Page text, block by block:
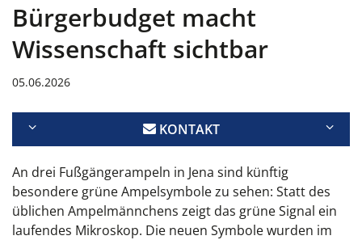
Bürgerbudget macht
Wissenschaft sichtbar
05.06.2026
KONTAKT
An drei Fußgängerampeln in Jena sind künftig
besondere grüne Ampelsymbole zu sehen: Statt des
üblichen Ampelmännchens zeigt das grüne Signal ein
laufendes Mikroskop. Die neuen Symbole wurden im